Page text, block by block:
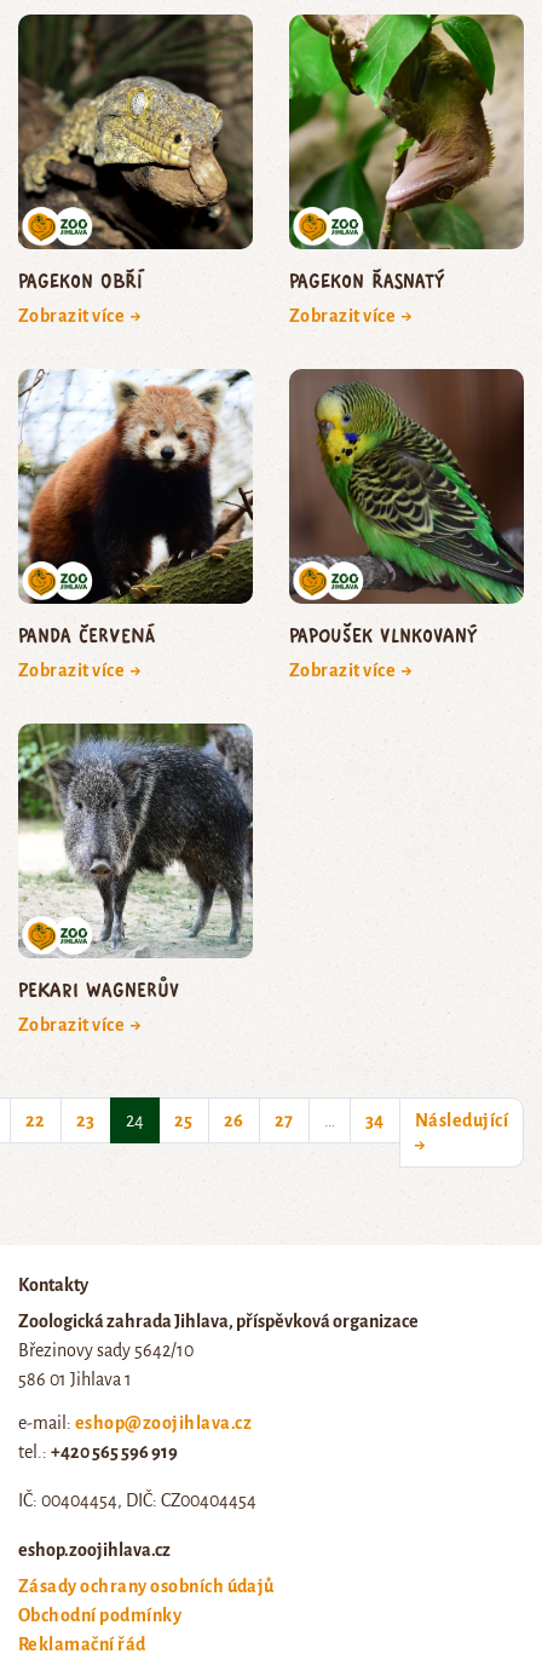
pagekon obří
Zobrazit více →
pagekon řasnatý
Zobrazit více →
panda červená
Zobrazit více →
papoušek vlnkovaný
Zobrazit více →
pekari Wagnerův
Zobrazit více →
22 23 24 (current)
25 26 27 34
Následující
→
Kontakty
Zoologická zahrada Jihlava, příspěvková organizace
Březinovy sady 5642/10
586 01 Jihlava 1
e-mail: eshop@zoojihlava.cz
tel.: +420 565 596 919
IČ: 00404454, DIČ: CZ00404454
eshop.zoojihlava.cz
Zásady ochrany osobních údajů
Obchodní podmínky
Reklamační řád